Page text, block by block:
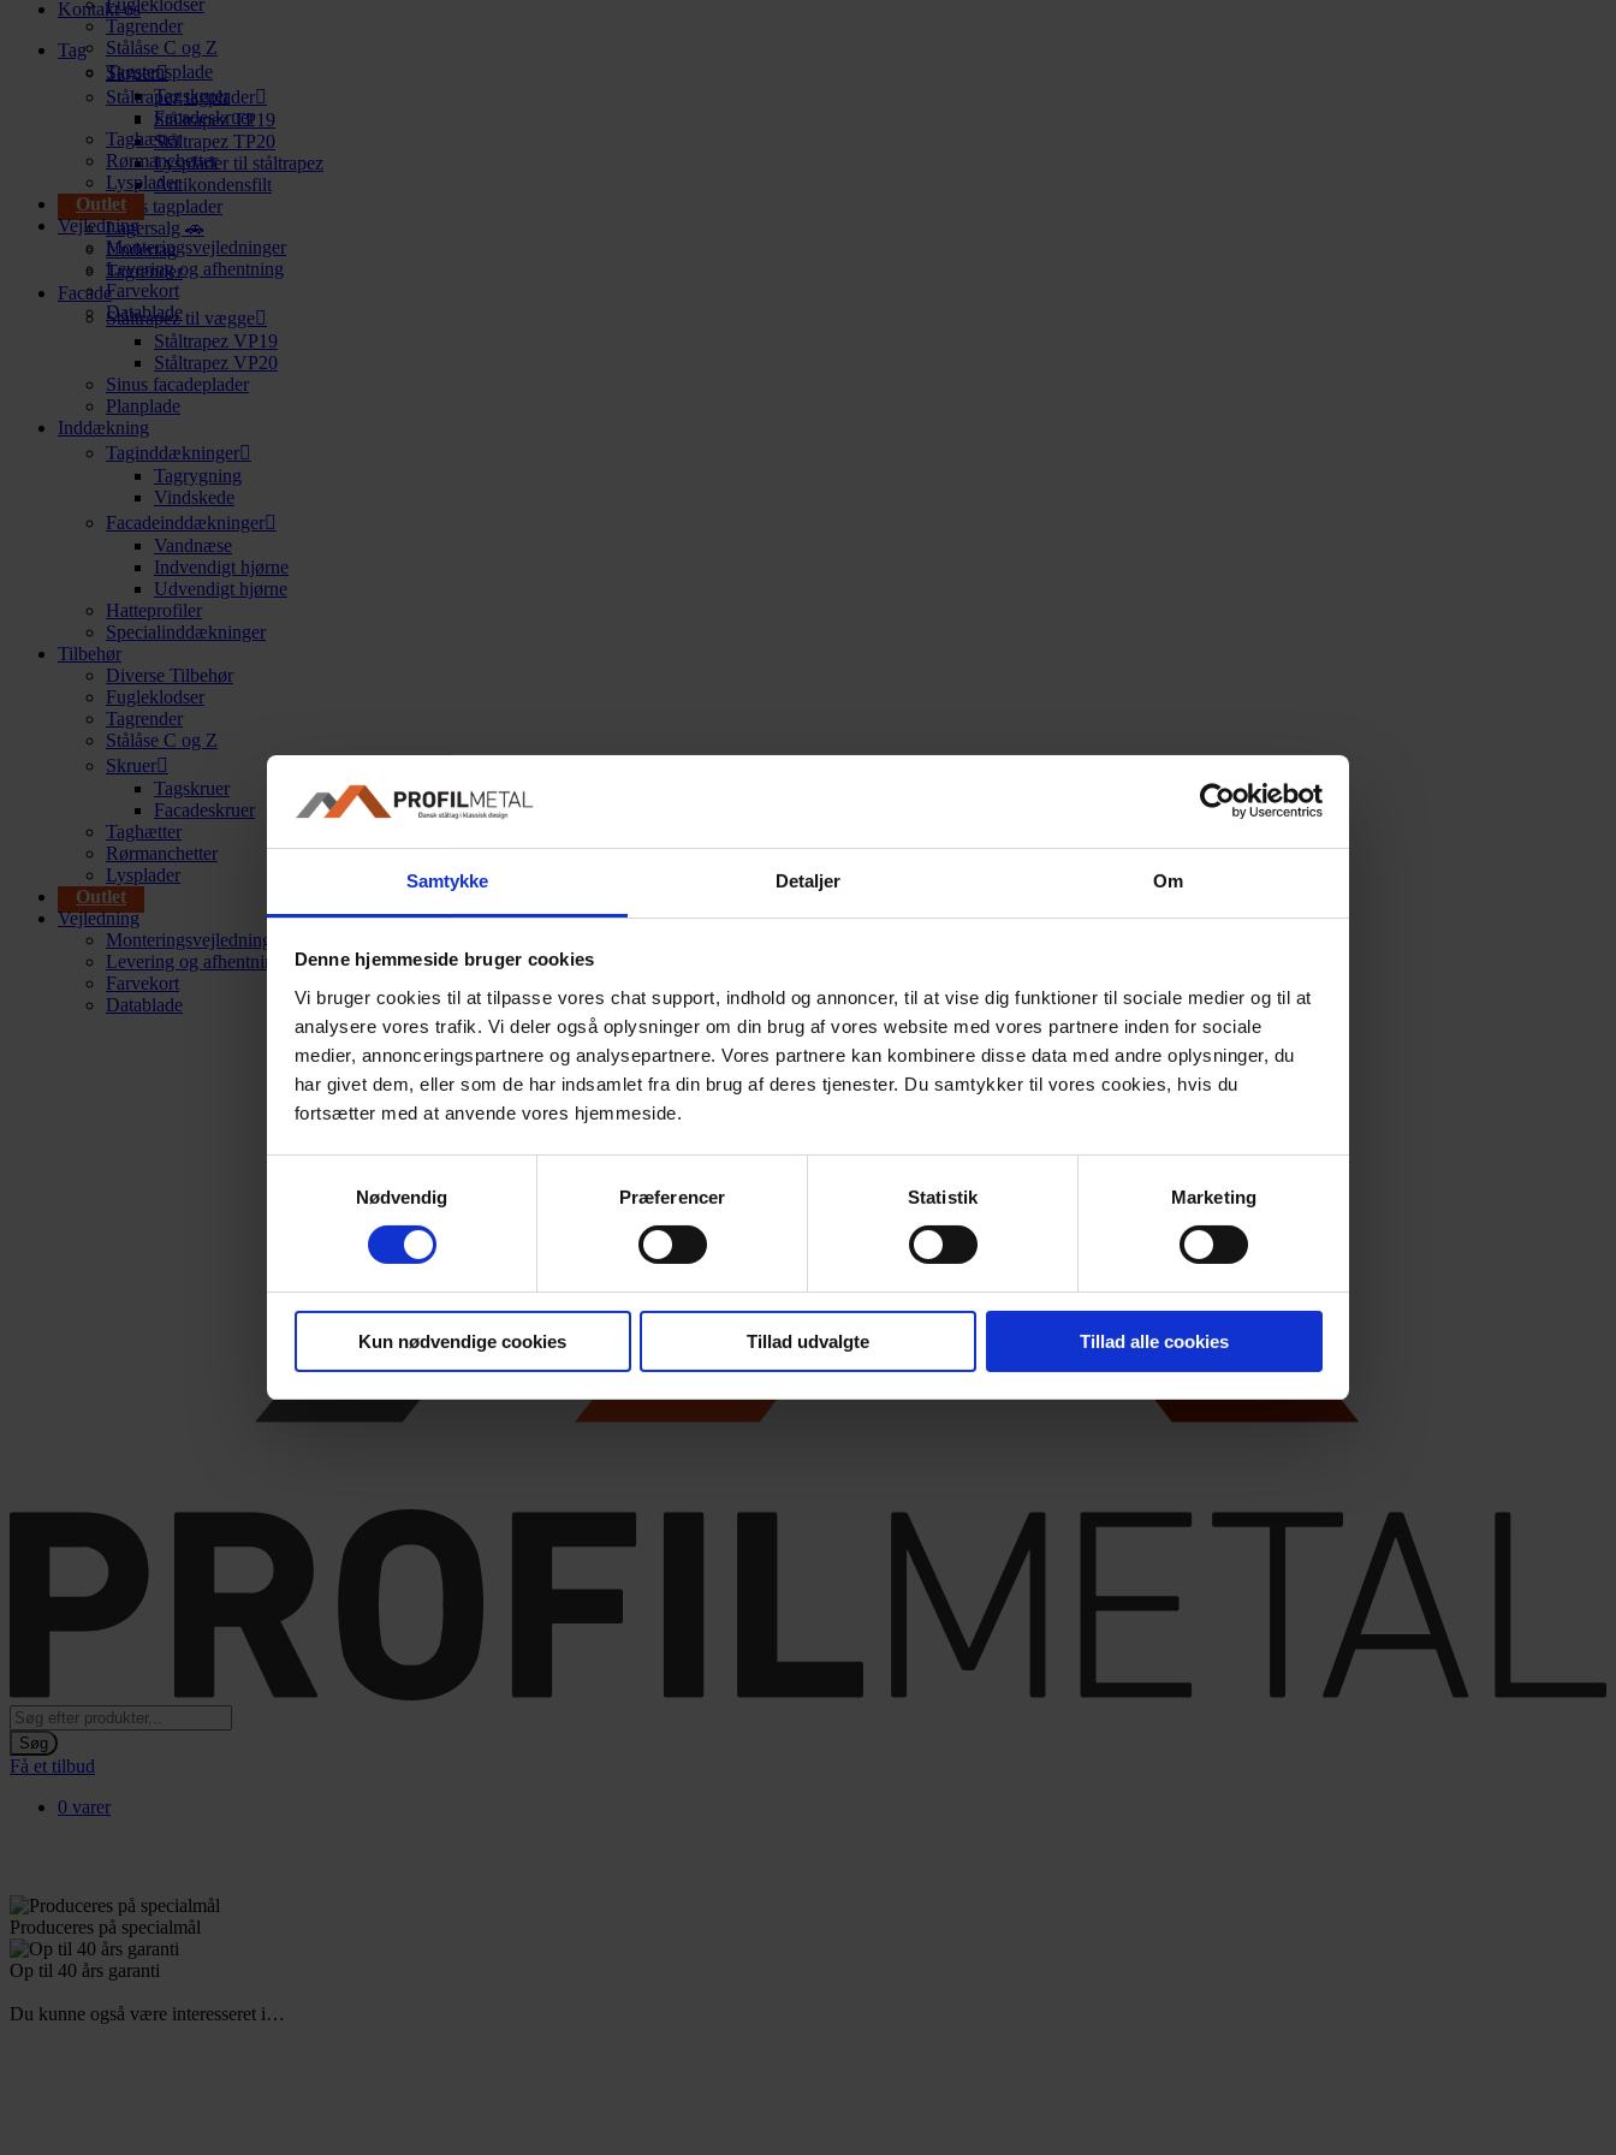
Samtykke Detaljer Om
Denne hjemmeside bruger cookies
Vi bruger cookies til at tilpasse vores chat support, indhold og annoncer, til at vise dig funktioner til sociale medier og til at
analysere vores trafik. Vi deler også oplysninger om din brug af vores website med vores partnere inden for sociale
medier, annonceringspartnere og analysepartnere. Vores partnere kan kombinere disse data med andre oplysninger, du
har givet dem, eller som de har indsamlet fra din brug af deres tjenester. Du samtykker til vores cookies, hvis du
fortsætter med at anvende vores hjemmeside.
Nødvendig
Præferencer Statistik Marketing
Kun nødvendige cookies Tillad udvalgte Tillad alle cookies
Fugleklodser
Tagrender
Stålåse C og Z
Skruer
Tagskruer
Facadeskruer
Taghætter
Rørmanchetter
Lysplader
Outlet
Vejledning
Monteringsvejledninger
Levering og afhentning
Farvekort
Datablade
Kontakt os
Tag
Tagstensplade
Ståltrapez tagplader
Ståltrapez TP19
Ståltrapez TP20
Lysplader til ståltrapez
Antikondensfilt
Sinus tagplader
Lagersalg 🚗
Undertag
Tagrender
Facade
Ståltrapez til vægge
Ståltrapez VP19
Ståltrapez VP20
Sinus facadeplader
Planplade
Inddækning
Taginddækninger
Tagrygning
Vindskede
Facadeinddækninger
Vandnæse
Indvendigt hjørne
Udvendigt hjørne
Hatteprofiler
Specialinddækninger
Tilbehør
Diverse Tilbehør
Fugleklodser
Tagrender
Stålåse C og Z
Skruer
Tagskruer
Facadeskruer
Taghætter
Rørmanchetter
Lysplader
Outlet
Vejledning
Monteringsvejledninger
Levering og afhentning
Farvekort
Datablade
Products
search
Søg
Få et tilbud
0 varer
Produceres på specialmål
Op til 40 års garanti
Du kunne også være interesseret i…